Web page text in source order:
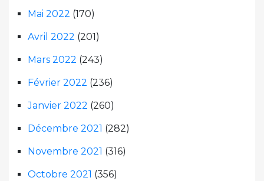
Mai 2022 (170)
Avril 2022 (201)
Mars 2022 (243)
Février 2022 (236)
Janvier 2022 (260)
Décembre 2021 (282)
Novembre 2021 (316)
Octobre 2021 (356)